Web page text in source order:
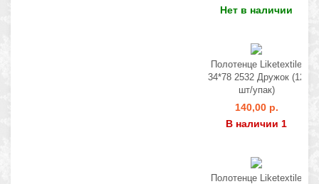
Нет в наличии
Полотенце Liketextile
34*78 2532 Дружок (12
шт/упак)
140,00 р.
В наличии 1
Полотенце Liketextile